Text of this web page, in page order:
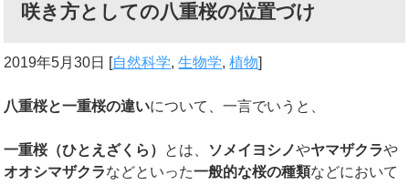
咲き方としての八重桜の位置づけ
2019年5月30日 [自然科学,生物学,植物]
八重桜と一重桜の違いについて、一言でいうと、
一重桜（ひとえざくら） とは、 ソメイヨシノやヤマザクラや
オオシマザクラなどといった一般的な桜の種類などにおいて